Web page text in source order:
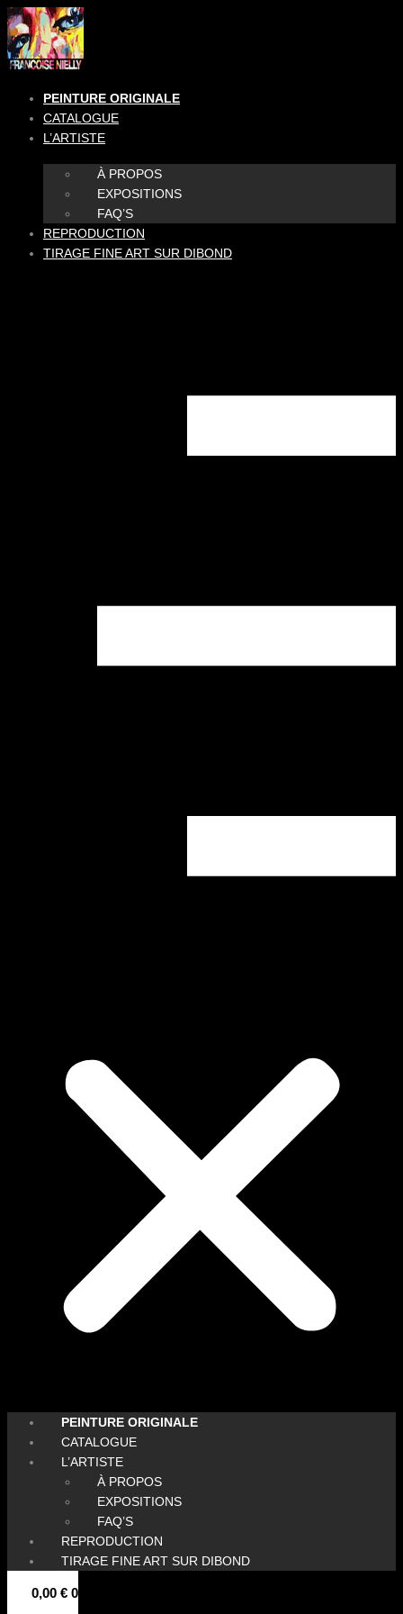
Aller
au
contenu
PEINTURE ORIGINALE
CATALOGUE
L’ARTISTE
À PROPOS
EXPOSITIONS
FAQ’S
REPRODUCTION
TIRAGE FINE ART SUR DIBOND
PEINTURE ORIGINALE
CATALOGUE
L’ARTISTE
À PROPOS
EXPOSITIONS
FAQ’S
REPRODUCTION
TIRAGE FINE ART SUR DIBOND
0,00 € 0